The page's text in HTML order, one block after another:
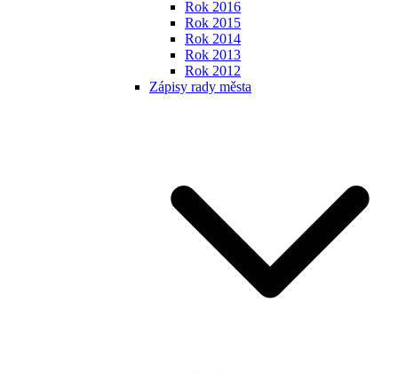
Rok 2016
Rok 2015
Rok 2014
Rok 2013
Rok 2012
Zápisy rady města